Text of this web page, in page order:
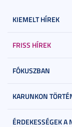
KIEMELT HÍREK
FRISS HÍREK
FÓKUSZBAN
KARUNKON
ÉRDEKESSÉGEK A